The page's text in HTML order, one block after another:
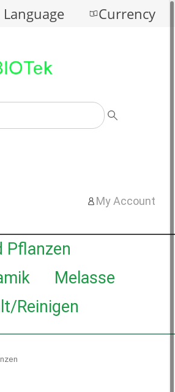
Language Currency
My Account
Pflanzen
Melasse
Reinigen